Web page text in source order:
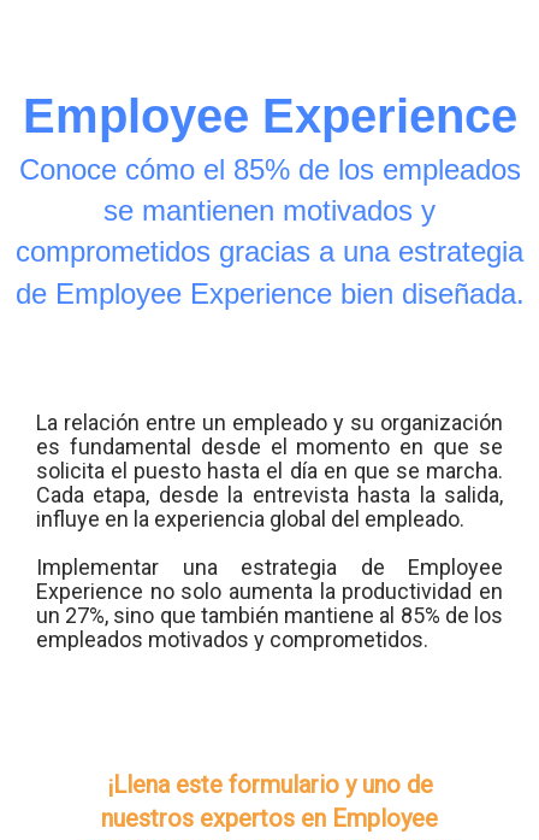
Employee Experience
Conoce cómo el 85% de los empleados
se mantienen motivados y
comprometidos gracias a una estrategia
de Employee Experience bien diseñada.
La relación entre un empleado y su organización
es fundamental desde el momento en que se
solicita el puesto hasta el día en que se marcha.
Cada etapa, desde la entrevista hasta la salida,
influye en la experiencia global del empleado.
Implementar una estrategia de Employee
Experience no solo aumenta la productividad en
un 27%, sino que también mantiene al 85% de los
empleados motivados y comprometidos.
¡Llena este formulario y uno de
nuestros expertos en Employee